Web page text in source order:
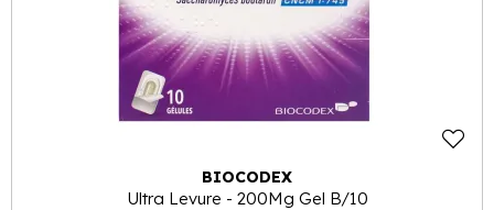
BIOCODEX
Ultra Levure - 200Mg Gel B/10